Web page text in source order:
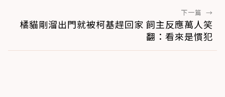
下一篇 →
橘貓剛溜出門就被柯基趕回家 飼主反應萬人笑
翻：看來是慣犯